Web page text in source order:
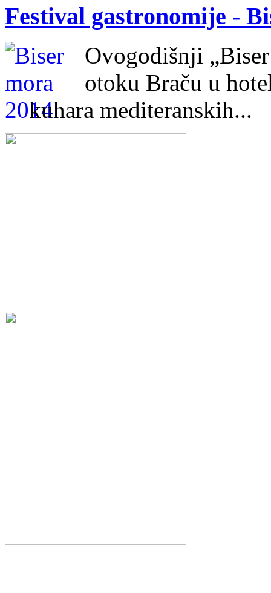
Festival gastronomije -
Ovogodišnji
otoku Braču u
kuhara mediteranskih...